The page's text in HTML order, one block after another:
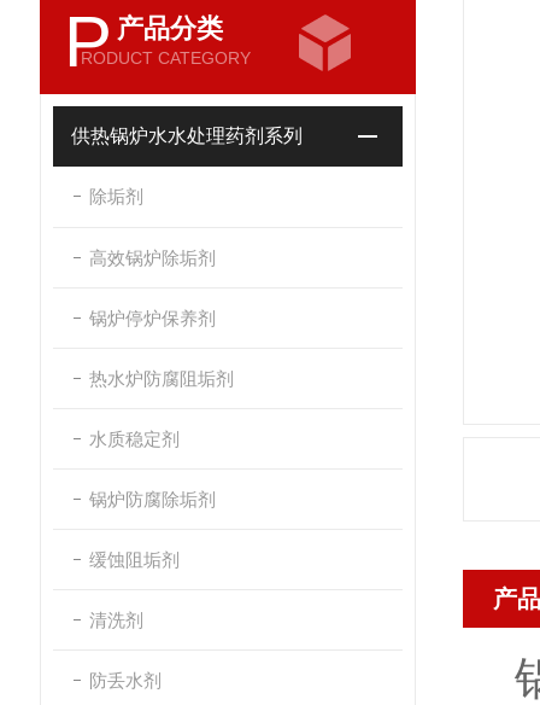
P 产品分类
RODUCT CATEGORY
供热锅炉水水处理药剂系列
除垢剂
高效锅炉除垢剂
锅炉停炉保养剂
热水炉防腐阻垢剂
水质稳定剂
锅炉防腐除垢剂
缓蚀阻垢剂
清洗剂
防丢水剂
产